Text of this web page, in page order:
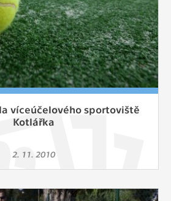
víceúčelového sportoviště
Kotlářka
2. 11. 2010